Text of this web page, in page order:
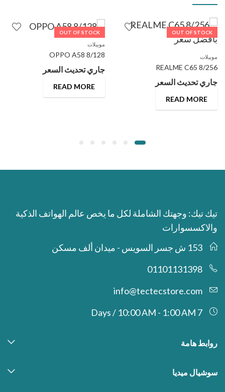
OUT OF STOCK
موبيلات
REALME C65 8/256
جاري تحديث السعر
READ MORE
OUT OF STOCK
موبيلات
OPPO A58 8/128
جاري تحديث السعر
READ MORE
تيك تيك: وجهتك الشاملة لكل ما يخص عالم الهواتف الذكية
والاكسسوارات
153 ش جسر السويس - ميدان ألف مسكن
01101131398
info@tectecstore.com
7 Days / 10:00 AM - 1:00 AM
روابط هامة
سوشيال ميديا